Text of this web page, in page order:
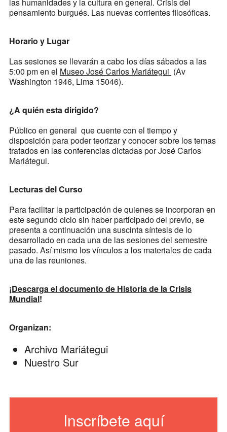
las humanidades y la cultura en general. Crisis del
pensamiento burgués. Las nuevas corrientes filosóficas.
Horario y Lugar
Las sesiones se llevarán a cabo los días sábados a las
5:00 pm en el Museo José Carlos Mariátegui (Av
Washington 1946, Lima 15046).
¿A quién esta dirigido?
Público en general que cuente con el tiempo y
disposición para poder teorizar y conocer sobre los temas
tratados en las conferencias dictadas por José Carlos
Mariátegui.
Lecturas del Curso
Para facilitar la participación de quienes se incorporan en
este segundo ciclo sin haber participado del previo, se
presenta a continuación una suscinta síntesis de lo
desarrollado en cada una de las sesiones del semestre
pasado. Así mismo los vínculos a los materiales de cada
una de las reuniones.
¡Descarga el documento de Historia de la Crisis
Mundial!
Organizan:
Archivo Mariátegui
Nuestro Sur
Inscríbete aquí